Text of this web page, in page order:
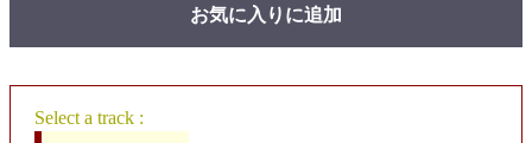
お気に入りに追加
Select a track :